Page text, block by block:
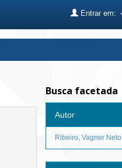
Entrar em:
Busca facetada
Autor
Ribeiro, Vagner Neto